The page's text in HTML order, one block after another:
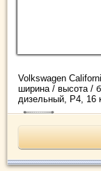
Volkswagen
ширина / высота /
дизельный, Р4, 16